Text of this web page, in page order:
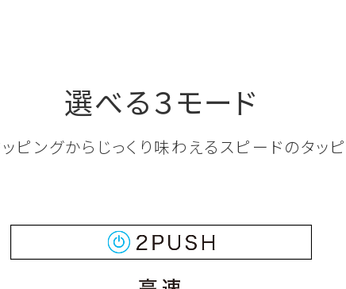
選べる３モード
ングからじっくり味わえるスピードのタッピ